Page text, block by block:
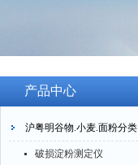
产品中心
沪粤明谷物.小麦.面粉分类
破损淀粉测定仪